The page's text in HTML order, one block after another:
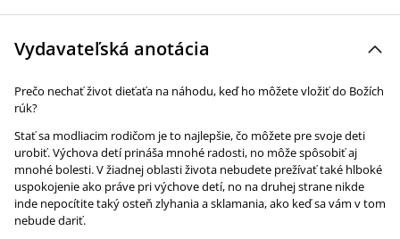
Vydavateľská anotácia
Prečo nechať život dieťaťa na náhodu, keď ho môžete vložiť do Božích
rúk?
Stať sa modliacim rodičom je to najlepšie, čo môžete pre svoje deti
urobiť. Výchova detí prináša mnohé radosti, no môže spôsobiť aj
mnohé bolesti. V žiadnej oblasti života nebudete prežívať také hlboké
uspokojenie ako práve pri výchove detí, no na druhej strane nikde
inde nepocítite taký osteň zlyhania a sklamania, ako keď sa vám v tom
nebude dariť.